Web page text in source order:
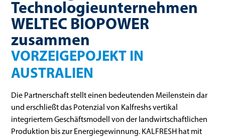
Technologieunternehmen
WELTEC BIOPOWER
zusammen
VORZEIGEPOJEKT IN
AUSTRALIEN
Die Partnerschaft stellt einen bedeutenden Meilenstein dar
und erschließt das Potenzial von Kalfreshs vertikal
integriertem Geschäftsmodell von der landwirtschaftlichen
Produktion bis zur Energiegewinnung. KALFRESH hat mit